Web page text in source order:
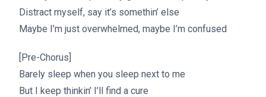
Distract myself, say it’s somethin’ else
Maybe I’m just overwhelmed, maybe I’m confused
[Pre-Chorus]
Barely sleep when you sleep next to me
But I keep thinkin’ I’ll find a cure